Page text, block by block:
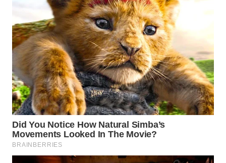
TENGAH
WN DELI
SERDANG
WN
TEBING
TINGGI
WN
PAKPAK
WN